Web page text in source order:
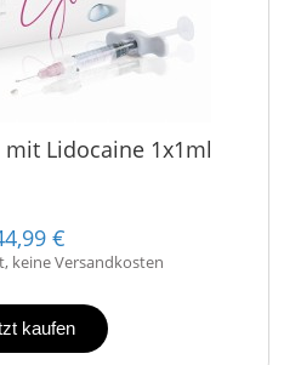
mit Lidocaine 1x1ml
€
keine Versandkosten
kaufen